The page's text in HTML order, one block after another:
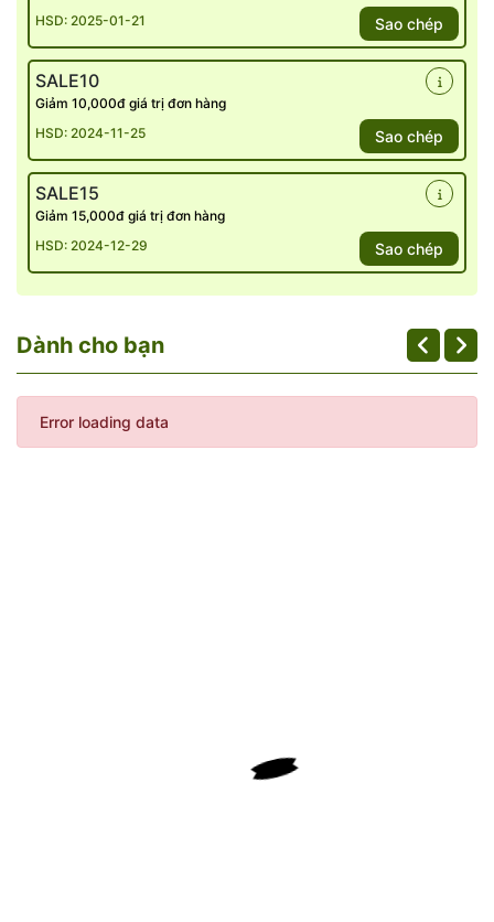
HSD: 2025-01-21
Sao chép
SALE10
Giảm 10,000đ giá trị đơn hàng
HSD: 2024-11-25
Sao chép
SALE15
Giảm 15,000đ giá trị đơn hàng
HSD: 2024-12-29
Sao chép
Dành cho bạn
Error loading data